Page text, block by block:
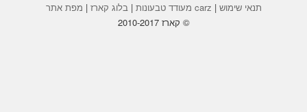
תנאי שימוש | carz מעודד טבעונות |בלוג קארז | מפת אתר
© קארז 2010-2017